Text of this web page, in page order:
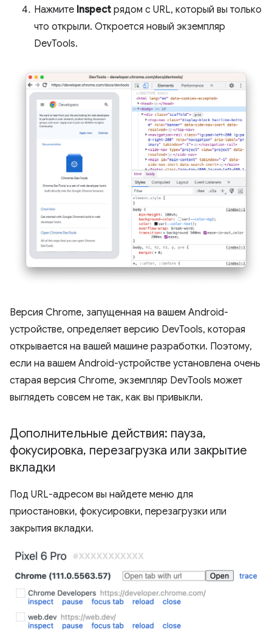
Нажмите Inspect рядом с URL, который вы только
что открыли. Откроется новый экземпляр
DevTools.
Версия Chrome, запущенная на вашем Android-
устройстве, определяет версию DevTools, которая
открывается на вашей машине разработки. Поэтому,
если на вашем Android-устройстве установлена ​​очень
старая версия Chrome, экземпляр DevTools может
выглядеть совсем не так, как вы привыкли.
Дополнительные действия: пауза,
фокусировка, перезагрузка или закрытие
вкладки
Под URL-адресом вы найдете меню для
приостановки, фокусировки, перезагрузки или
закрытия вкладки.